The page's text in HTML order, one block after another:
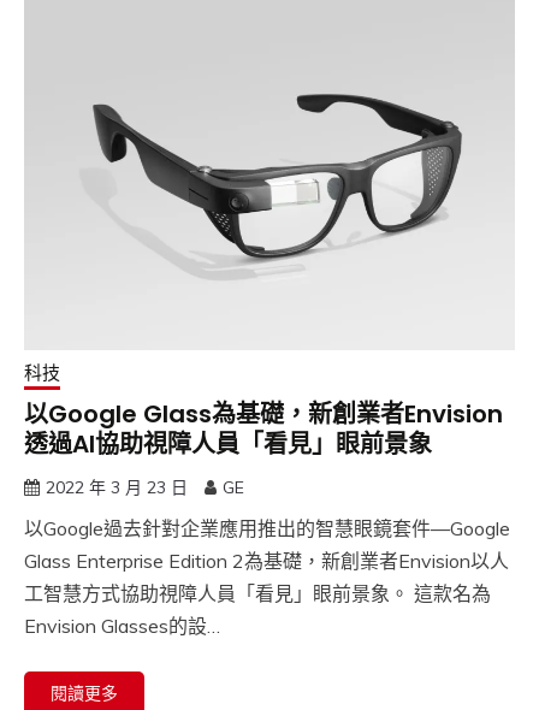
科技
以Google Glass為基礎，新創業者Envision
透過AI協助視障人員「看見」眼前景象
2022 年 3 月 23 日 GE
以Google過去針對企業應用推出的智慧眼鏡套件—Google
Glass Enterprise Edition 2為基礎，新創業者Envision以人
工智慧方式協助視障人員「看見」眼前景象。 這款名為
Envision Glasses的設…
閱讀更多